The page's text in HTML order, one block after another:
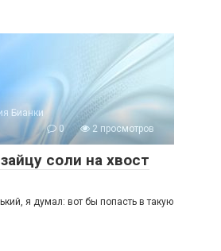
Бианки
0
2 просмотров
соли на хвост
я думал: вот бы попасть в такую